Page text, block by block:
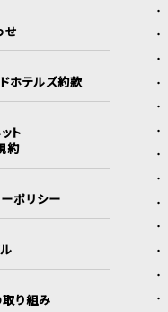
せ
ホテルズ約款
ト
約
ポリシー
り組み